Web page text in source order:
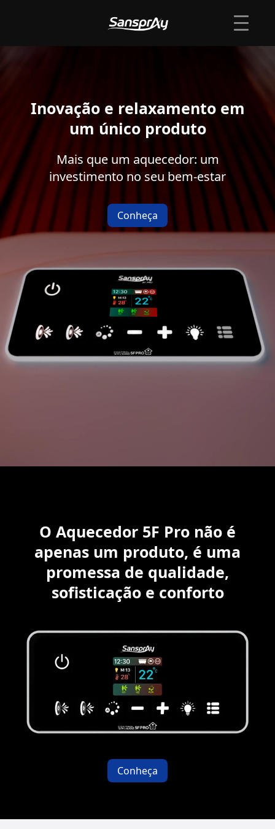
Inovação e relaxamento em
um único produto
Mais que um aquecedor: um
investimento no seu bem-estar
Conheça
O Aquecedor 5F Pro não é
apenas um produto, é uma
promessa de qualidade,
sofisticação e conforto
Conheça